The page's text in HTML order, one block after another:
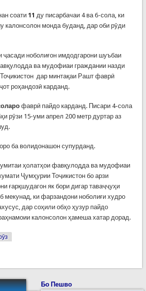
соати 11 ду писарбачаи 4 ва 6-сола, ки
калонсолон монда буданд, дар оби рӯди
ҷасади ноболиғон имдодгарони шуъбаи
ва мудофиаи граждании назди
дар минтақаи Рашт фаврӣ
роҳандозӣ карданд.
фаврӣ пайдо карданд. Писари 4-сола
рӯзи 15-уми апрел 200 метр дуртар аз
ба волидонашон супурданд.
ҳолатҳои фавқулодда ва мудофиаи
Ҷумҳурии Тоҷикистон бо арзи
ғарқшудагон як бори дигар таваҷҷуҳи
мекунад, ки фарзандони ноболиғи худро
дар соҳили обҳо ҳузур пайдо
калонсолон ҳамеша хатар дорад.
Бо Пешво